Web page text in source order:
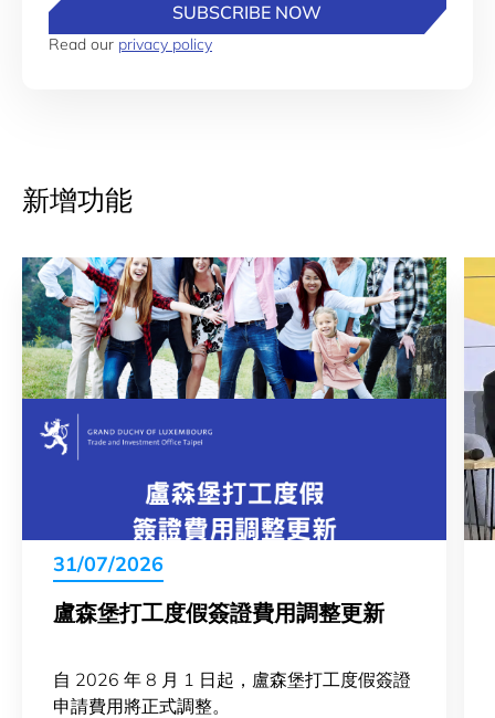
SUBSCRIBE NOW
Read our privacy policy
新增功能
31/07/2026
盧森堡打工度假簽證費用調整更新
自 2026 年 8 月 1 日起，盧森堡打工度假簽證
申請費用將正式調整。